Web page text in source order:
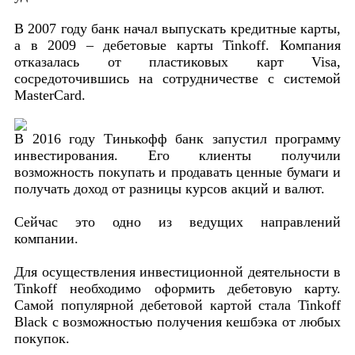
В 2007 году банк начал выпускать кредитные карты,
а в 2009 – дебетовые карты Tinkoff. Компания
отказалась от пластиковых карт Visa,
сосредоточившись на сотрудничестве с системой
MasterCard.
В 2016 году Тинькофф банк запустил программу
инвестирования. Его клиенты получили
возможность покупать и продавать ценные бумаги и
получать доход от разницы курсов акций и валют.
Сейчас это одно из ведущих направлений
компании.
Для осуществления инвестиционной деятельности в
Tinkoff необходимо оформить дебетовую карту.
Самой популярной дебетовой картой стала Tinkoff
Black с возможностью получения кешбэка от любых
покупок.